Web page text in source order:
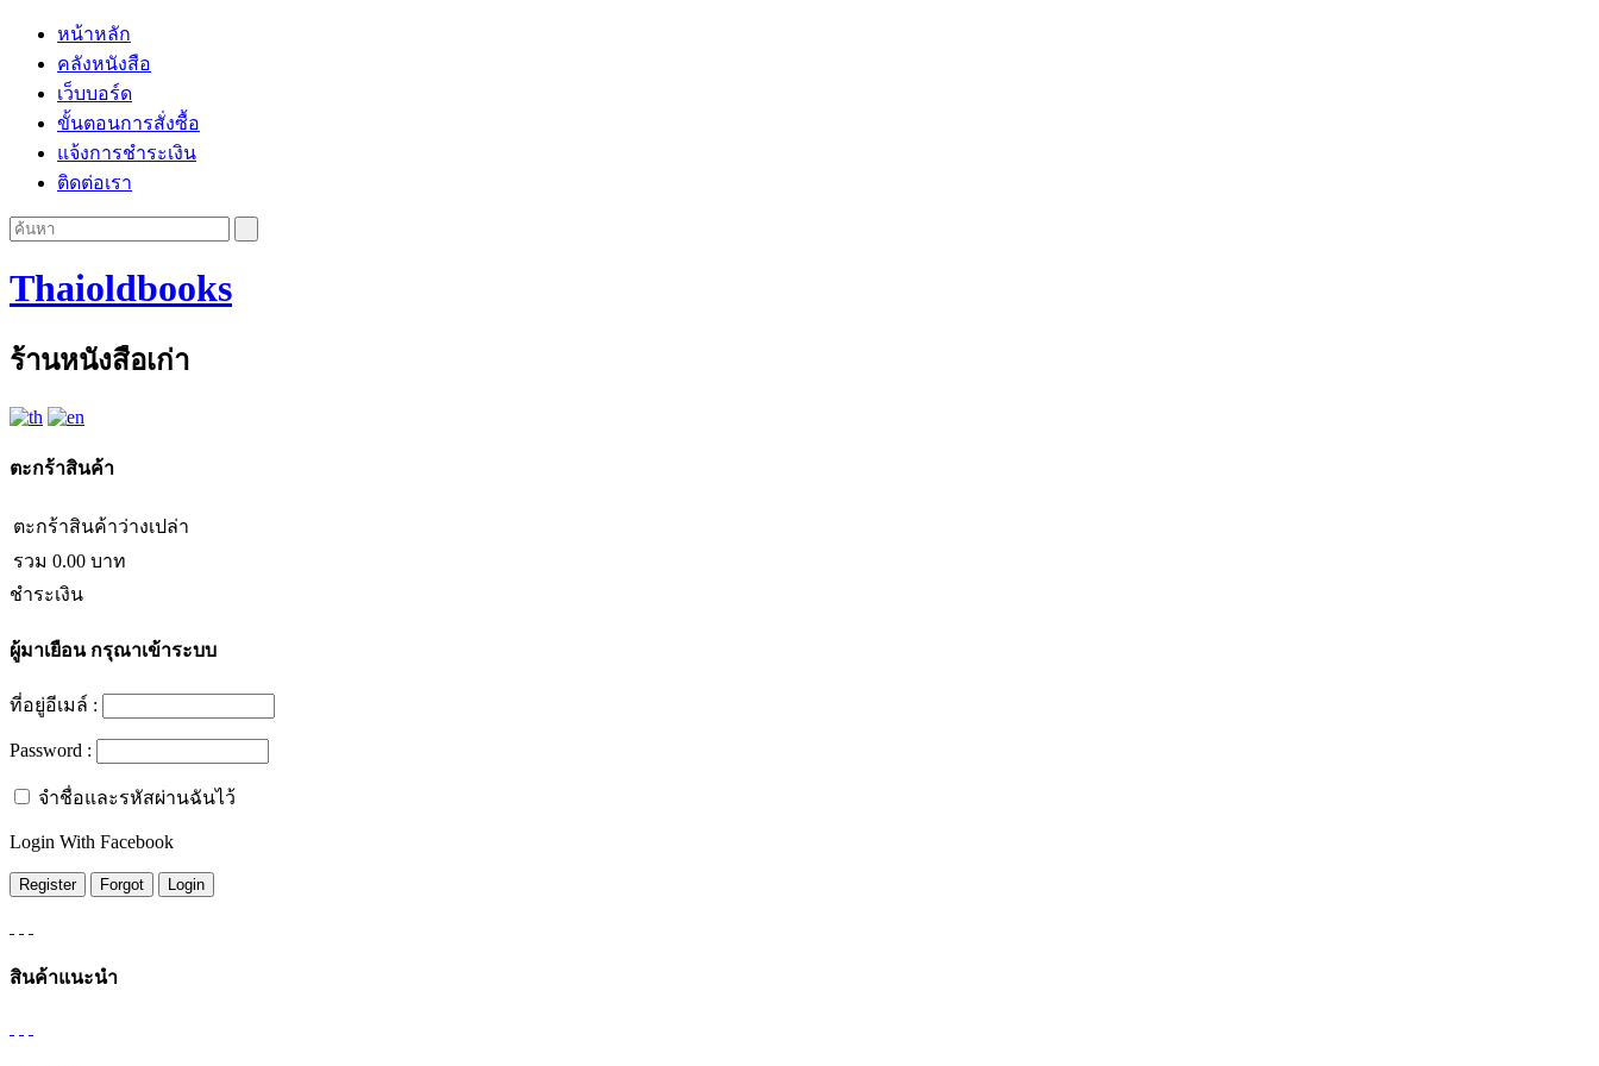
หน้าหลัก
คลังหนังสือ
เว็บบอร์ด
ขั้นตอนการสั่งซื้อ
แจ้งการชำระเงิน
ติดต่อเรา
Thaioldbooks
ร้านหนังสือเก่า
ตะกร้าสินค้า
ตะกร้าสินค้าว่างเปล่า
รวม 0.00 บาท
ชำระเงิน
ผู้มาเยือนกรุณาเข้าระบบ
ที่อยู่อีเมล์ :
Password :
จำชื่อและรหัสผ่านฉันไว้
Login With Facebook
สินค้าแนะนำ